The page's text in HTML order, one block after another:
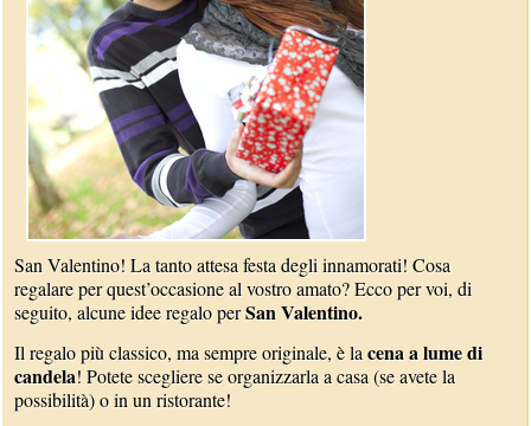
San Valentino! La tanto attesa festa degli innamorati! Cosa
regalare per quest’occasione al vostro amato? Ecco per voi, di
seguito, alcune idee regalo perSan Valentino.
Il regalo più classico, ma sempre originale, è lacena a lume di
candela! Potete scegliere se organizzarla a casa (se avete la
possibilità) o in un ristorante!